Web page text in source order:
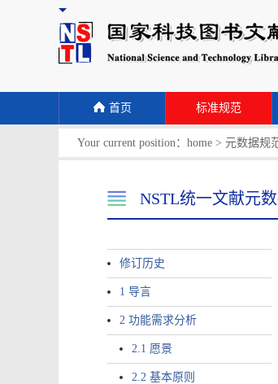
首页 标准规范
Your current position： home > 元数据规
NSTL统一文献元
修订历史
1 导言
2 功能需求分析
2.1 愿景
2.2 基本原则